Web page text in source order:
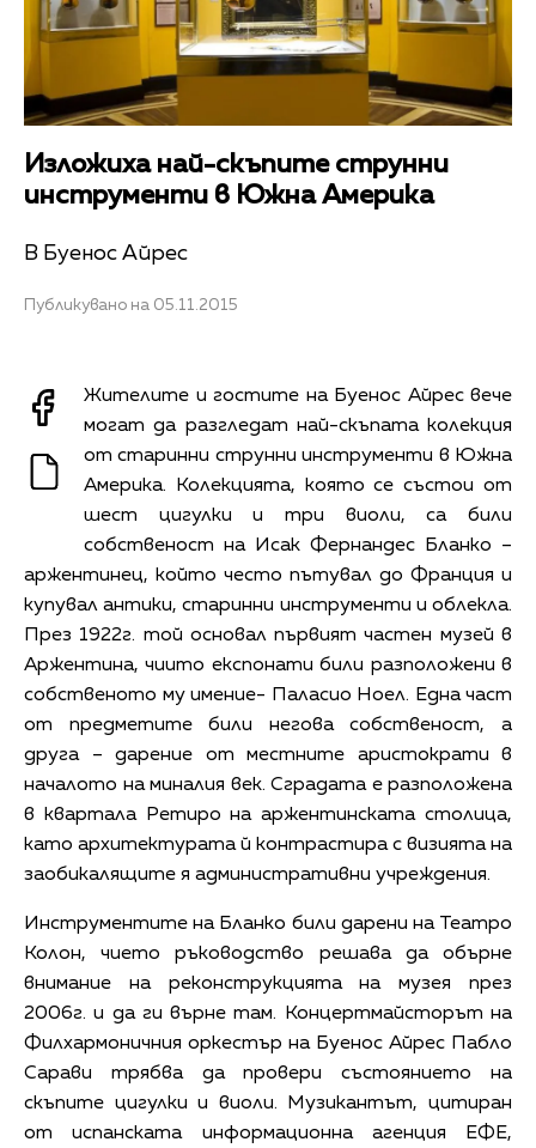
Изложиха най-скъпите струнни
инструменти в Южна Америка
В Буенос Айрес
Публикувано на 05.11.2015
Жителите и гостите на Буенос Айрес вече
могат да разгледат най-скъпата колекция
от старинни струнни инструменти в Южна
Америка. Колекцията, която се състои от
шест цигулки и три виоли, са били
собственост на Исак Фернандес Бланко –
аржентинец, който често пътувал до Франция и
купувал антики, старинни инструменти и облекла.
През 1922г. той основал първият частен музей в
Аржентина, чиито експонати били разположени в
собственото му имение- Паласио Ноел. Една част
от предметите били негова собственост, а
друга – дарение от местните аристократи в
началото на миналия век. Сградата е разположена
в квартала Ретиро на аржентинската столица,
като архитектурата й контрастира с визията на
заобикалящите я административни учреждения.
Инструментите на Бланко били дарени на Театро
Колон, чието ръководство решава да обърне
внимание на реконструкцията на музея през
2006г. и да ги върне там. Концертмайсторът на
Филхармоничния оркестър на Буенос Айрес Пабло
Сарави трябва да провери състоянието на
скъпите цигулки и виоли. Музикантът, цитиран
от испанската информационна агенция ЕФЕ,